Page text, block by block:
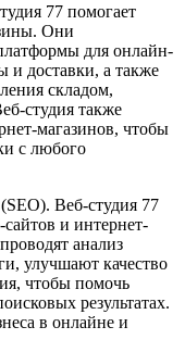
77 помогает
Они
для онлайн-
и доставки, а также
складом,
студия также
магазинов, чтобы
с любого
Веб-студия 77
и интернет-
анализ
улучшают качество
чтобы помочь
результатах.
в онлайне и